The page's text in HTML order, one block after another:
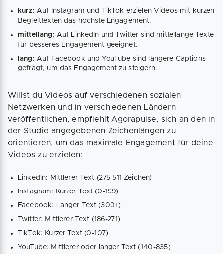
kurz: Auf Instagram und TikTok erzielen Videos mit kurzen
Begleittexten das höchste Engagement.
mittellang: Auf LinkedIn und Twitter sind mittellange Texte
für besseres Engagement geeignet.
lang: Auf Facebook und YouTube sind längere Captions
gefragt, um das Engagement zu steigern.
Willst du Videos auf verschiedenen sozialen
Netzwerken und in verschiedenen Ländern
veröffentlichen, empfiehlt Agorapulse, sich an den in
der Studie angegebenen Zeichenlängen zu
orientieren, um das maximale Engagement für deine
Videos zu erzielen:
LinkedIn: Mittlerer Text (275-511 Zeichen)
Instagram: Kurzer Text (0-199)
Facebook: Langer Text (300+)
Twitter: Mittlerer Text (186-271)
TikTok: Kurzer Text (0-107)
YouTube: Mittlerer oder langer Text (140-835)